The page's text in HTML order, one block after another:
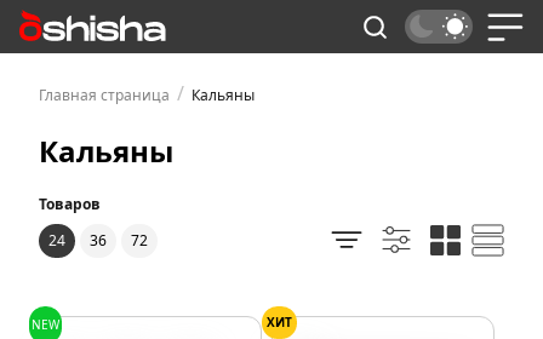
Главная страница / Кальяны
Кальяны
Товаров
24
36 72
NEW ХИТ